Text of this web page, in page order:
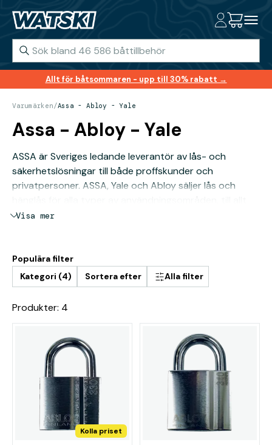
Allt för båtsommaren - upp till 30% rabatt →
Varumärken/Assa - Abloy - Yale
Assa - Abloy - Yale
ASSA är Sveriges ledande leverantör av lås- och
säkerhetslösningar till både proffskunder och
privatpersoner. ASSA, Yale och Abloy säljer lås och
från verktygslådan och skåpen på gymmet till båten
Visa mer
Populära filter
Kategori (4)
Sortera efter Alla filter
Produkter: 4
Kolla priset